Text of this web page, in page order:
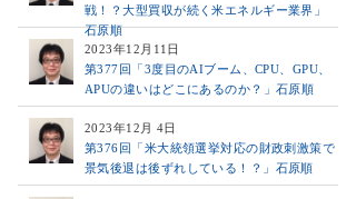
戦！？大型買収が続く米エネルギー業界」
石原順
2023年12月11日
第377回「3度目のAIブーム、CPU、GPU、
APUの違いはどこにあるのか？」石原順
2023年12月 4日
第376回「米大統領選挙対応の財政刺激策で
景気後退は後ずれしている！？」石原順